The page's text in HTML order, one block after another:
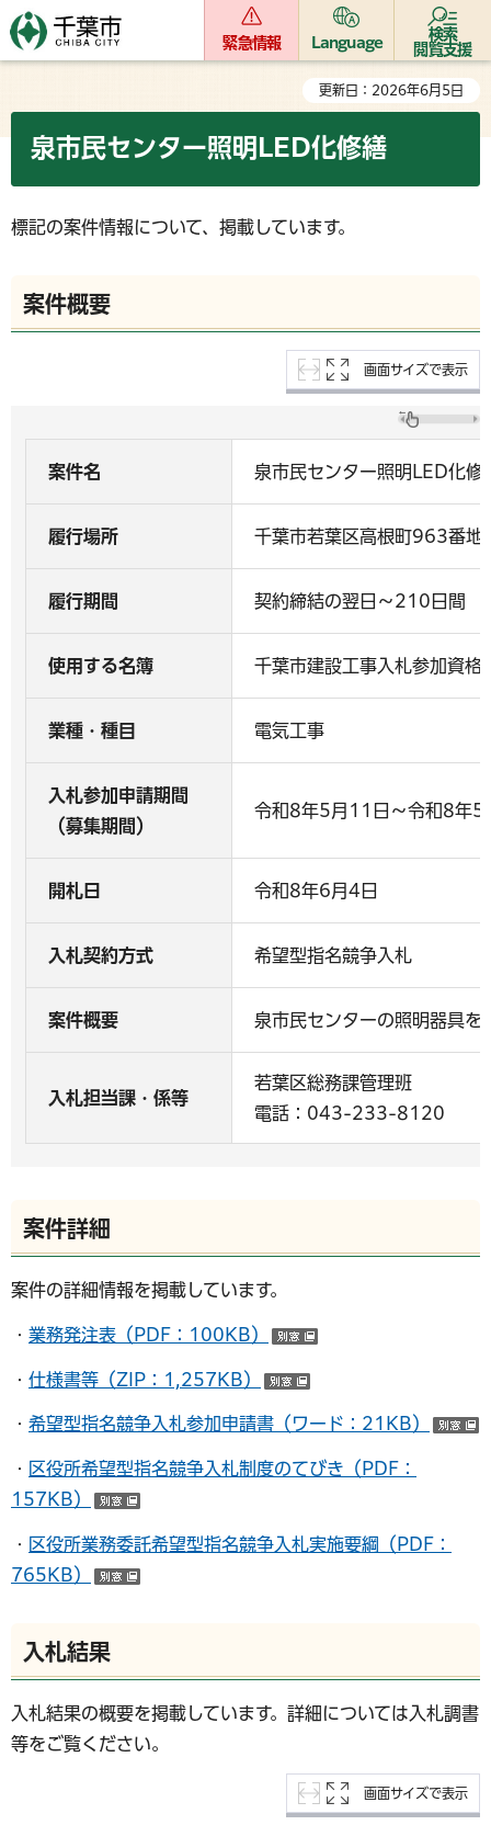
緊急情報 Language
検索
閲覧支援
更新日：2026年6月5日
泉市民センター照明LED化修繕
標記の案件情報について、掲載しています。
案件概要
画面サイズで表示
案件名 泉市民センター照明LED化修
履行場所 千葉市若葉区高根町963番地
履行期間 契約締結の翌日～210日間
使用する名簿 千葉市建設工事入札参加資格
業種・種目 電気工事
入札参加申請期間
（募集期間）
令和8年5月11日～令和8年5
開札日 令和8年6月4日
入札契約方式 希望型指名競争入札
案件概要 泉市民センターの照明器具を
入札担当課・係等
若葉区総務課管理班
電話：043-233-8120
案件詳細
案件の詳細情報を掲載しています。
・ 業務発注表（PDF：100KB）
・ 仕様書等（ZIP：1,257KB）
・ 希望型指名競争入札参加申請書（ワード：21KB）
・
区役所希望型指名競争入札制度のてびき（PDF：
157KB）
・
区役所業務委託希望型指名競争入札実施要綱（PDF：
765KB）
入札結果
入札結果の概要を掲載しています。詳細については入札調書
等をご覧ください。
画面サイズで表示